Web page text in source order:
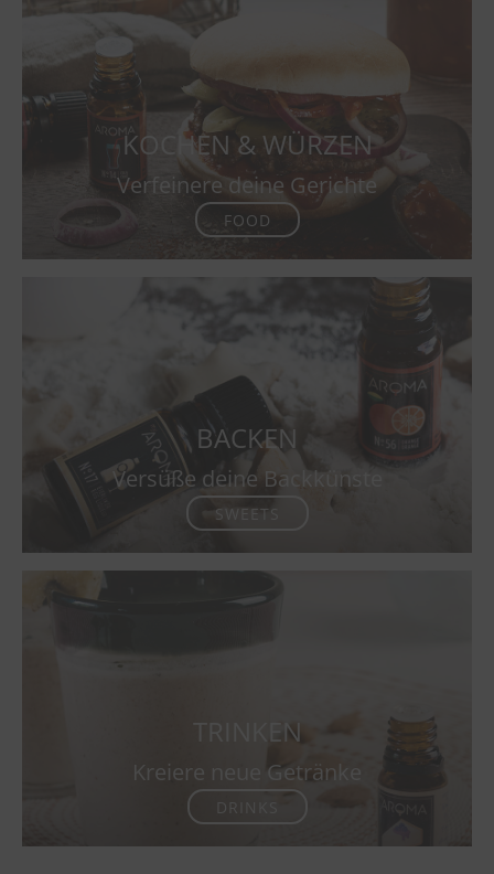
KOCHEN & WÜRZEN
Verfeinere deine Gerichte
FOOD
BACKEN
Versüße deine Backkünste
SWEETS
TRINKEN
Kreiere neue Getränke
DRINKS